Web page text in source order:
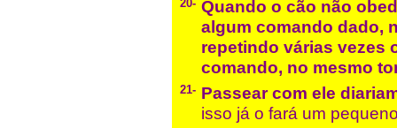
20- Quando o cão não
algum comando dado,
repetindo várias vezes
comando, no mesmo
21- Passear com ele
isso já o fará um